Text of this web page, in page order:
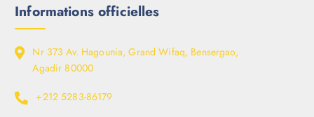
Informations officielles
Nr 373 Av. Hagounia, Grand Wifaq, Bensergao,
Agadir 80000
+212 5283-86179